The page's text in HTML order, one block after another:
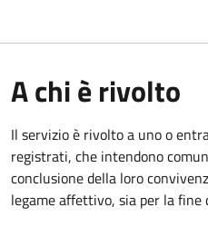
A chi è rivolto
Il servizio è rivolto a uno o
registrati, che intendono
conclusione della loro
legame affettivo, sia per la fine